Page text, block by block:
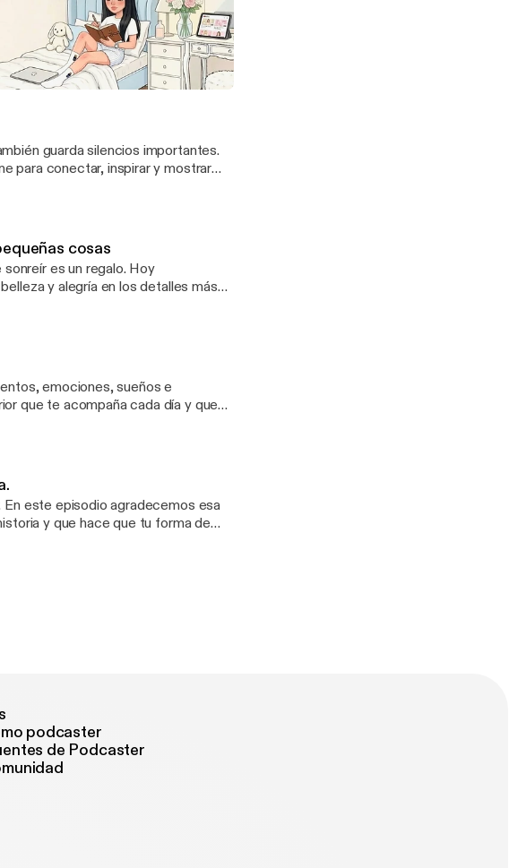
hacen especial
cuentan tu historia. Hoy
esencia y que muchas veces pasa
guarda silencios importantes.
para conectar, inspirar y mostrar
cosas
es un regalo. Hoy
y alegría en los detalles más
emociones, sueños e
y que hace que tu forma de
podcaster
de Podcaster